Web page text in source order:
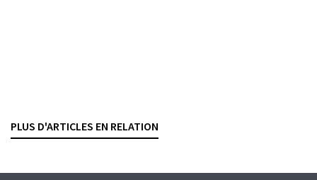
PLUS D'ARTICLES EN RELATION